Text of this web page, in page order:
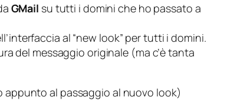
GMail su tutti i domini che ho passato a
al “new look” per tutti i domini.
del messaggio originale (ma c’è tanta
appunto al passaggio al nuovo look)